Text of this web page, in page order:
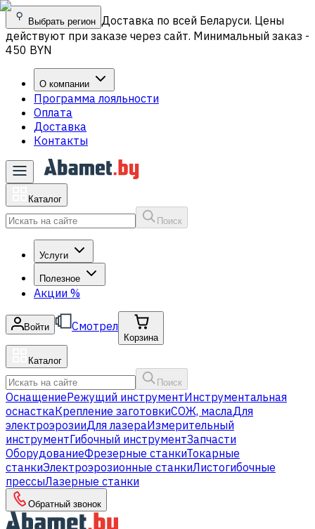
Выбрать регион Доставка по всей Беларуси. Цены
действуют при заказе через сайт. Минимальный заказ -
450 BYN
О компании
Программа лояльности
Оплата
Доставка
Контакты
Каталог
Поиск
Услуги
Полезное
Акции %
Войти Смотрел
Корзина
Каталог
Поиск
ОснащениеРежущий инструментИнструментальная
оснасткаКрепление заготовкиСОЖ, маслаДля
электроэрозииДля лазераИзмерительный
инструментГибочный инструментЗапчасти
ОборудованиеФрезерные станкиТокарные
станкиЭлектроэрозионные станкиЛистогибочные
прессыЛазерные станки
Обратный звонок